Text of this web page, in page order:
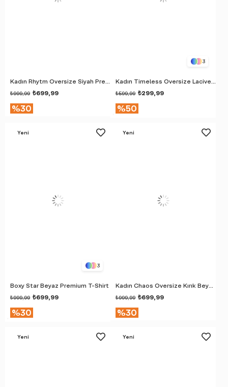
Kadın Rhytm Oversize Siyah Premium T-Shirt
₺699,99
₺999,99
%30
3
Kadın Timeless Oversize Lacivert T-Shirt
₺299,99
₺599,99
%50
3
Boxy Star Beyaz Premium T-Shirt
₺699,99
₺999,99
%30
Yeni
₺699,99
₺999,99
%30
Yeni
Yeni
Yeni